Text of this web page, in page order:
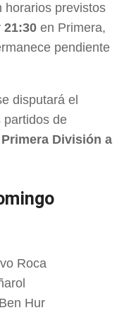
horarios previstos
21:30 en Primera,
pendiente
disputará el
partidos de
Primera División a
Roca
Hur